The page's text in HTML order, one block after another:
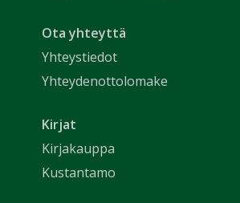
Ota yhteyttä
Yhteystiedot
Yhteydenottolomake
Kirjat
Kirjakauppa
Kustantamo